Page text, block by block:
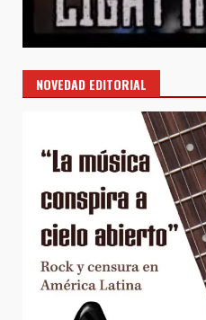
NOVEDAD EDITORIAL